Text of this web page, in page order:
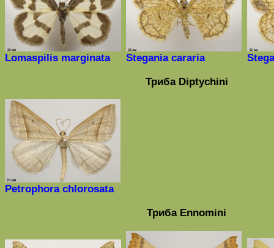
Lomaspilis marginata Stegania cararia
Триба Diptychini
Petrophora chlorosata
ТрибаEnnomini